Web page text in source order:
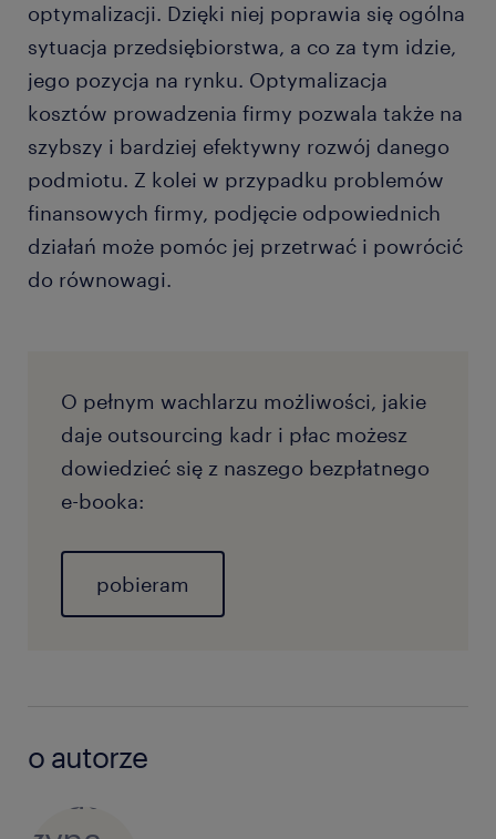
optymalizacji. Dzięki niej poprawia się ogólna
sytuacja przedsiębiorstwa, a co za tym idzie,
jego pozycja na rynku. Optymalizacja
kosztów prowadzenia firmy pozwala także na
szybszy i bardziej efektywny rozwój danego
podmiotu. Z kolei w przypadku problemów
finansowych firmy, podjęcie odpowiednich
działań może pomóc jej przetrwać i powrócić
do równowagi.
O pełnym wachlarzu możliwości, jakie
daje outsourcing kadr i płac możesz
dowiedzieć się z naszego bezpłatnego
e-booka:
pobieram
o autorze